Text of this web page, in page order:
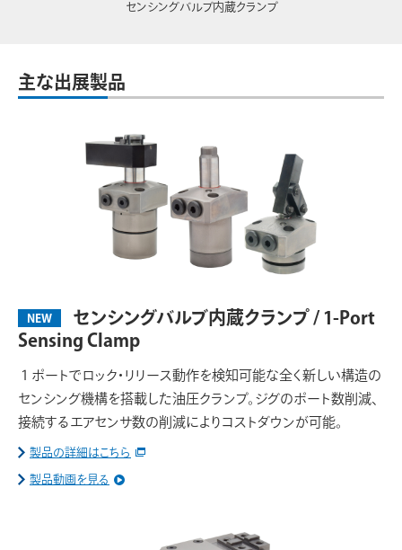
センシングバルブ内蔵クランプ
主な出展製品
NEW
センシングバルブ内蔵クランプ / 1-Port
Sensing Clamp
１ポートでロック・リリース動作を検知可能な全く新しい構造の
センシング機構を搭載した油圧クランプ。ジグのポート数削減、
接続するエアセンサ数の削減によりコストダウンが可能。
製品の詳細はこちら
製品動画を見る